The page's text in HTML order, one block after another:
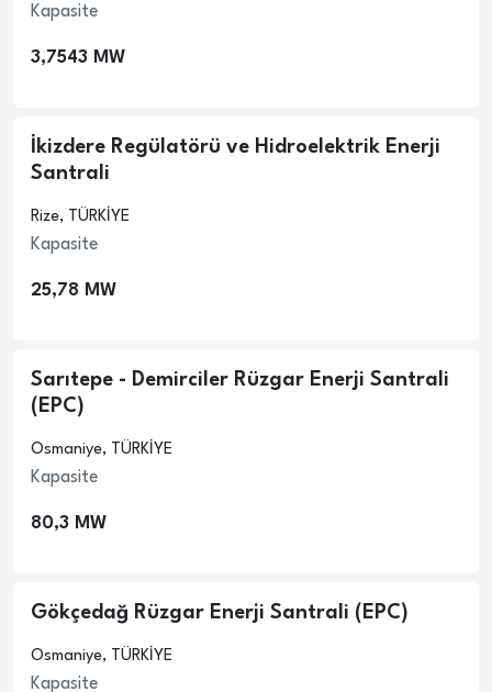
Kapasite
3,7543 MW
İkizdere Regülatörü ve Hidroelektrik Enerji
Santrali
Rize, TÜRKİYE
Kapasite
25,78 MW
Sarıtepe - Demirciler Rüzgar Enerji Santrali
(EPC)
Osmaniye, TÜRKİYE
Kapasite
80,3 MW
Gökçedağ Rüzgar Enerji Santrali (EPC)
Osmaniye, TÜRKİYE
Kapasite